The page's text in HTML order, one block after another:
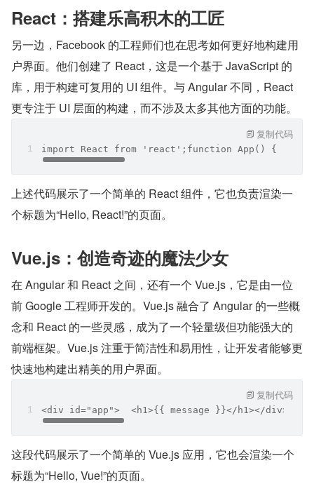
React：搭建乐高积木的工匠
另一边，Facebook 的工程师们也在思考如何更好地构建用
户界面。他们创建了 React，这是一个基于 JavaScript 的
库，用于构建可复用的 UI 组件。与 Angular 不同，React
更专注于 UI 层面的构建，而不涉及太多其他方面的功能。
import React from 'react';function App() {
复制代码
上述代码展示了一个简单的 React 组件，它也负责渲染一
个标题为“Hello, React!”的页面。
Vue.js：创造奇迹的魔法少女
在 Angular 和 React 之间，还有一个 Vue.js，它是由一位
前 Google 工程师开发的。Vue.js 融合了 Angular 的一些概
念和 React 的一些灵感，成为了一个轻量级但功能强大的
前端框架。Vue.js 注重于简洁性和易用性，让开发者能够更
快速地构建出精美的用户界面。
<div id="app">  <h1>{{ message }}</h1></
复制代码
这段代码展示了一个简单的 Vue.js 应用，它也会渲染一个
标题为“Hello, Vue!”的页面。